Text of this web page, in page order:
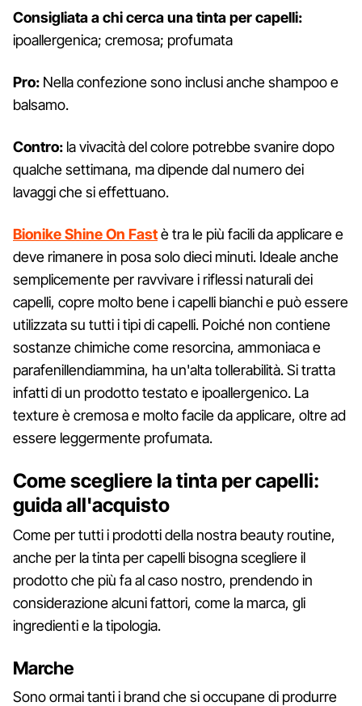
Consigliata a chi cerca una tinta per capelli:
ipoallergenica; cremosa; profumata
Pro: Nella confezione sono inclusi anche shampoo e
balsamo.
Contro: la vivacità del colore potrebbe svanire dopo
qualche settimana, ma dipende dal numero dei
lavaggi che si effettuano.
Bionike Shine On Fastè tra le più facili da applicare e
deve rimanere in posa solo dieci minuti. Ideale anche
semplicemente per ravvivare i riflessi naturali dei
capelli, copre molto bene i capelli bianchi e può essere
utilizzata su tutti i tipi di capelli. Poiché non contiene
sostanze chimiche come resorcina, ammoniaca e
parafenillendiammina, ha un'alta tollerabilità. Si tratta
infatti di un prodotto testato e ipoallergenico. La
texture è cremosa e molto facile da applicare, oltre ad
essere leggermente profumata.
Come scegliere la tinta per capelli:
guida all'acquisto
Come per tutti i prodotti della nostra beauty routine,
anche per la tinta per capelli bisogna scegliere il
prodotto che più fa al caso nostro, prendendo in
considerazione alcuni fattori, come la marca, gli
ingredienti e la tipologia.
Marche
Sono ormai tanti i brand che si occupane di produrre